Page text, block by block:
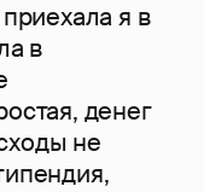
я в
в
денег
не